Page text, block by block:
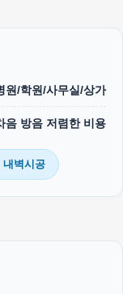
원/학원/사무실/상가
음 방음 저렴한 비용
내벽시공